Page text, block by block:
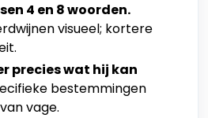
4 en 8 woorden.
visueel; kortere
precies wat hij kan
bestemmingen
vage.